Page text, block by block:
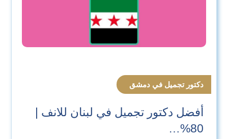
دكتور تجميل في دمشق
أفضل دكتور تجميل في لبنان للانف |
80%…